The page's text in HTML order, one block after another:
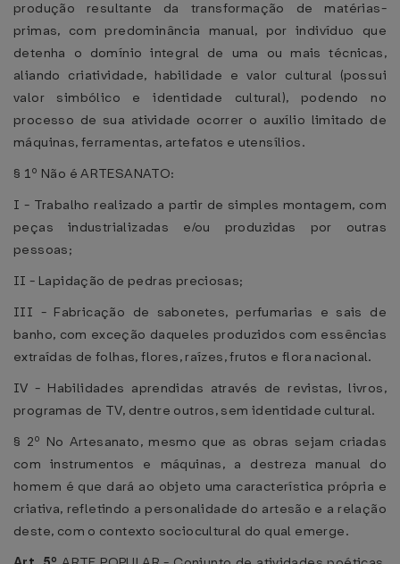
produção resultante da transformação de matérias-
primas, com predominância manual, por indivíduo que
detenha o domínio integral de uma ou mais técnicas,
aliando criatividade, habilidade e valor cultural (possui
valor simbólico e identidade cultural), podendo no
processo de sua atividade ocorrer o auxílio limitado de
máquinas, ferramentas, artefatos e utensílios.
§ 1º Não é ARTESANATO:
I - Trabalho realizado a partir de simples montagem, com
peças industrializadas e/ou produzidas por outras
pessoas;
II - Lapidação de pedras preciosas;
III - Fabricação de sabonetes, perfumarias e sais de
banho, com exceção daqueles produzidos com essências
extraídas de folhas, flores, raízes, frutos e flora nacional.
IV - Habilidades aprendidas através de revistas, livros,
programas de TV, dentre outros, sem identidade cultural.
§ 2º No Artesanato, mesmo que as obras sejam criadas
com instrumentos e máquinas, a destreza manual do
homem é que dará ao objeto uma característica própria e
criativa, refletindo a personalidade do artesão e a relação
deste, com o contexto sociocultural do qual emerge.